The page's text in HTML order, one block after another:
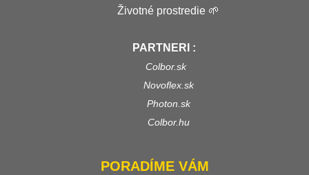
Životné prostredie 🌱
PARTNERI :
Colbor.sk
Novoflex.sk
Photon.sk
Colbor.hu
PORADÍME VÁM